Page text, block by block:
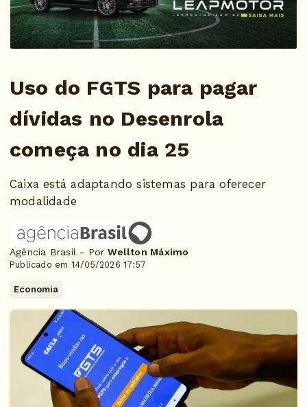
Uso do FGTS para pagar
dívidas no Desenrola
começa no dia 25
Caixa está adaptando sistemas para oferecer
modalidade
Agência Brasil - PorWellton Máximo
Publicado em 14/05/2026 17:57
Economia